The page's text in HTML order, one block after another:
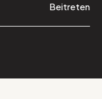
Beitreten